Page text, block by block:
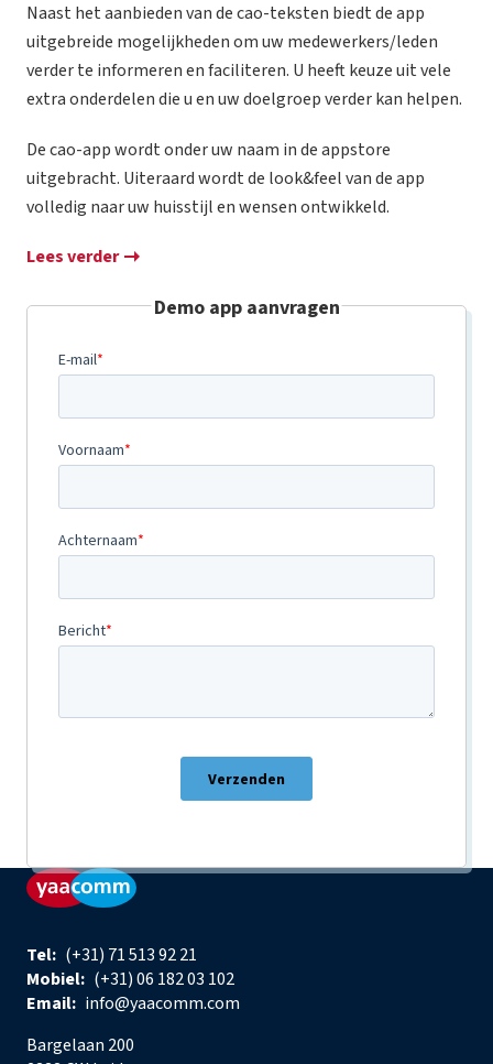
Naast het aanbieden van de cao-teksten biedt de app
uitgebreide mogelijkheden om uw medewerkers/leden
verder te informeren en faciliteren. U heeft keuze uit vele
extra onderdelen die u en uw doelgroep verder kan helpen.
De cao-app wordt onder uw naam in de appstore
uitgebracht. Uiteraard wordt de look&feel van de app
volledig naar uw huisstijl en wensen ontwikkeld.
Lees verder
Demo app aanvragen
Tel: (+31) 71 513 92 21
Mobiel: (+31) 06 182 03 102
Email: info@yaacomm.com
Bargelaan 200